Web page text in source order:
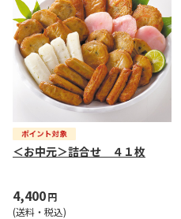
＜お中元＞詰合せ ４１枚
4,400円
(送料・税込)